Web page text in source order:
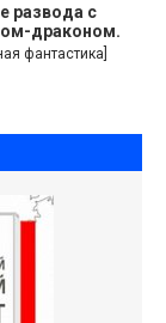
развода с
драконом.
фантастика]